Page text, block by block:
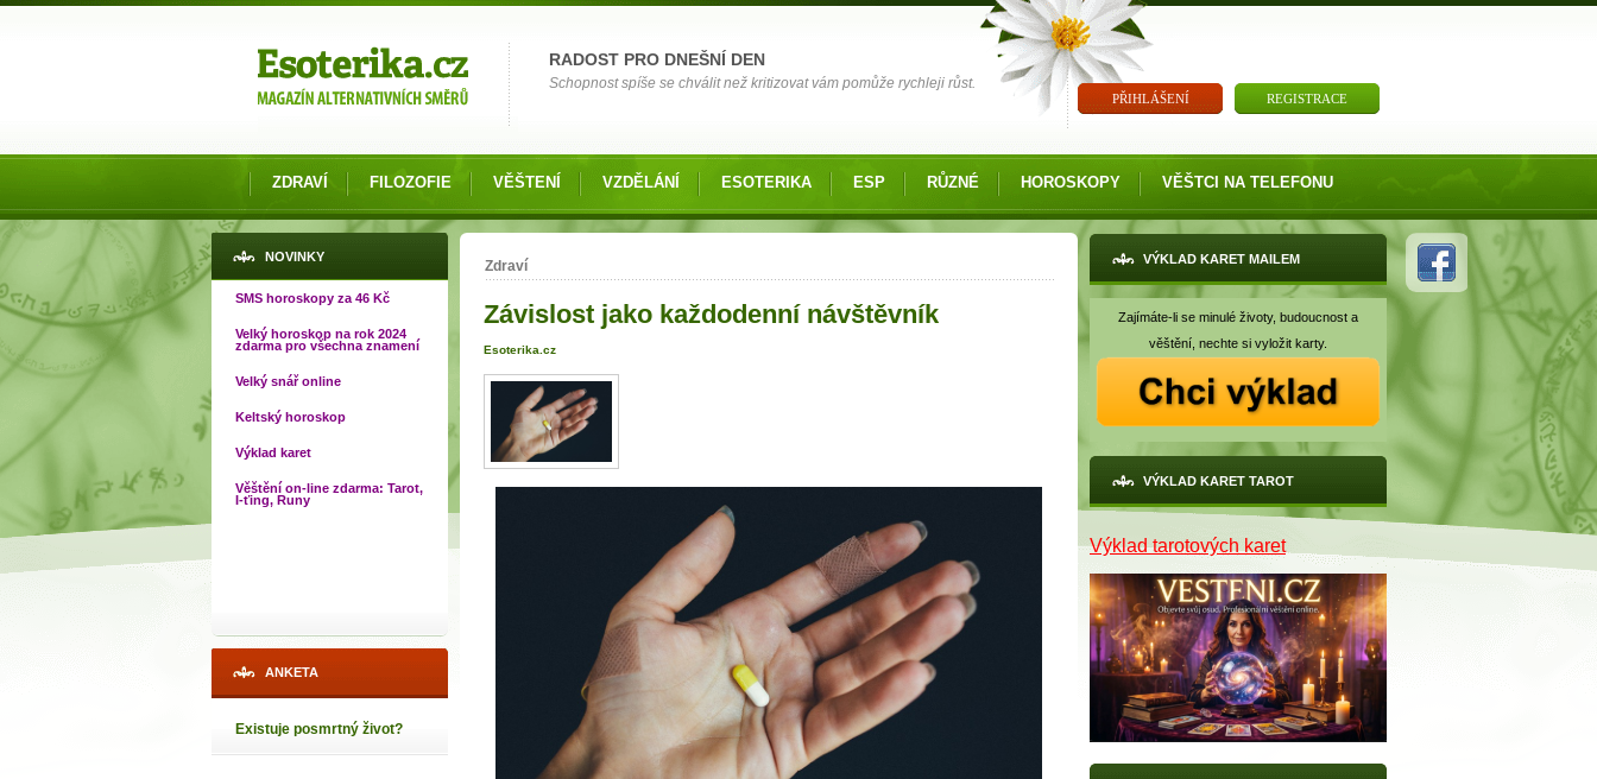
RADOST PRO DNEŠNÍ DEN
Schopnost spíše se chválit než kritizovat vám pomůže rychleji růst.
PŘIHLÁŠENÍ REGISTRACE
ZDRAVÍ FILOZOFIE VĚŠTENÍ VZDĚLÁNÍ ESOTERIKA ESP RŮZNÉ HOROSKOPY VĚŠTCI NA TELEFONU
NOVINKY
SMS horoskopy za 46 Kč
Velký horoskop na rok 2024
zdarma pro všechna znamení
Velký snář online
Keltský horoskop
Výklad karet
Věštění on-line zdarma: Tarot,
I-ťing, Runy
ANKETA
Existuje posmrtný život?
Jste zde
Zdraví
Závislost jako každodenní návštěvník
Esoterika.cz
VÝKLAD KARET MAILEM
Zajímáte-li se minulé životy, budoucnost a
věštění, nechte si vyložit karty.
VÝKLAD KARET TAROT
Výklad tarotových karet